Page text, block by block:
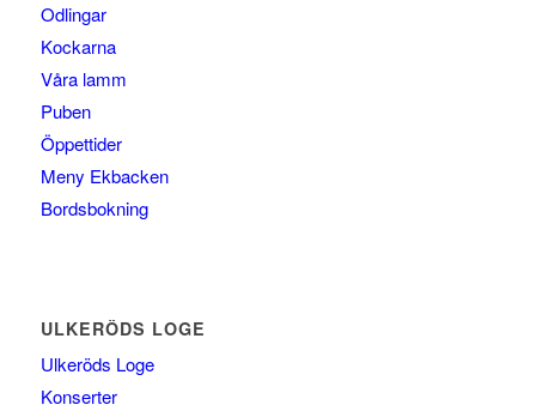
Odlingar
Kockarna
Våra lamm
Puben
Öppettider
Meny Ekbacken
Bordsbokning
ULKERÖDS LOGE
Ulkeröds Loge
Konserter